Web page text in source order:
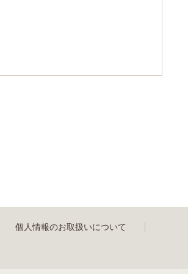
個人情報のお取扱いについて